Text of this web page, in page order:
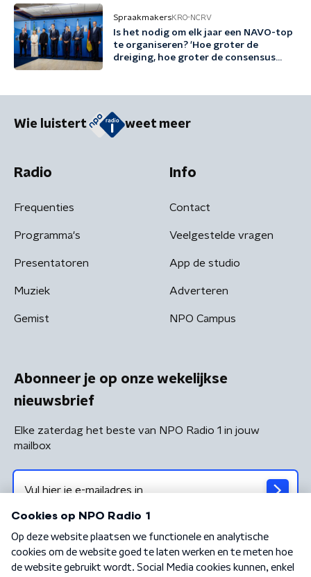
SpraakmakersKRO-NCRV
Is het nodig om elk jaar een NAVO-top
te organiseren? 'Hoe groter de
dreiging, hoe groter de consensus
Wie luistert weet meer
Radio
Frequenties
Programma's
Presentatoren
Muziek
Gemist
Info
Contact
Veelgestelde vragen
App de studio
Adverteren
NPO Campus
Abonneer je op onze wekelijkse
nieuwsbrief
Elke zaterdag het beste van NPO Radio 1 in jouw
mailbox